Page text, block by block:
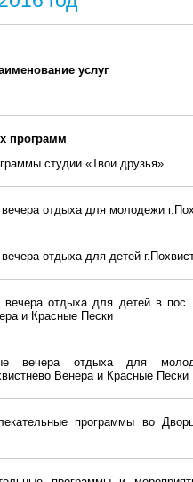
услуг
программ
студии «Твои друзья»
отдыха для молодежи
отдыха для детей
вечера отдыха для детей в
и Красные Пески
вечера отдыха для
Венера и Красные Пески
программы во